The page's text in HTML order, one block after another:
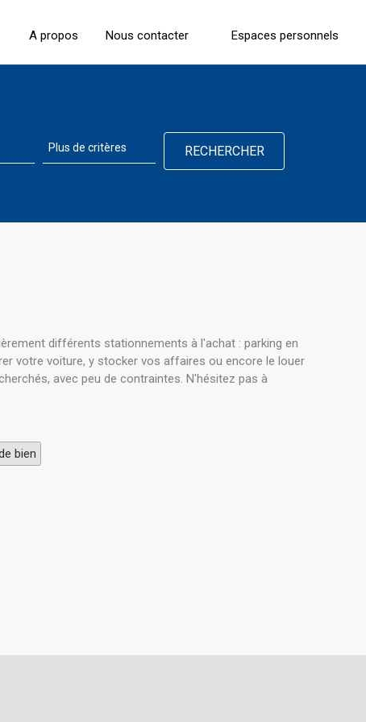
A propos Nous contacter Espaces personnels
différents stationnements à l'achat : parking en
votre voiture, y stocker vos affaires ou encore le louer
avec peu de contraintes. N'hésitez pas à
bien